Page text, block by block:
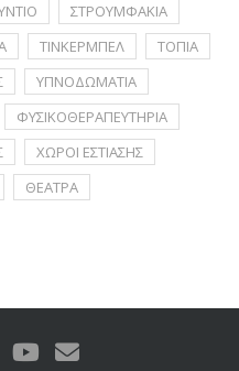
ΣΤΡΟΥΜΦΑΚΙΑ
ΤΙΝΚΕΡΜΠΕΛ
ΤΟΠΙΑ
ΥΠΝΟΔΩΜΑΤΙΑ
ΦΥΣΙΚΟΘΕΡΑΠΕΥΤΗΡΙΑ
ΧΩΡΟΙ ΕΣΤΙΑΣΗΣ
ΘΕΑΤΡΑ